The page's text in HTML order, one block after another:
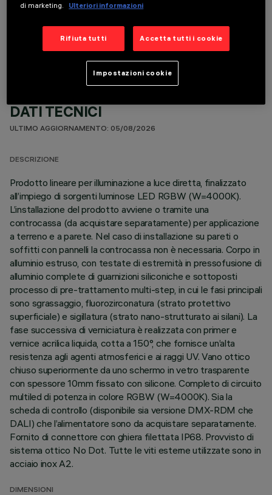
COMPONENTI OPZIONALI
DATI TECNICI
ULTIMO AGGIORNAMENTO: 05/08/2026
DESCRIZIONE
Prodotto lineare per illuminazione a luce diretta, finalizzato
all’impiego di sorgenti luminose LED RGBW (W=4000K).
L’installazione del prodotto avviene o tramite una
controcassa (da acquistare separatamente) per applicazione
a terreno e a parete. Nel caso di installazione su pareti o
soffitti con pannelli la controcassa non è necessaria. Corpo in
alluminio estruso, con testate di estremità in pressofusione di
alluminio complete di guarnizioni siliconiche e sottoposti
processo di pre-trattamento multi-step, in cui le fasi principali
sono sgrassaggio, fluorozirconatura (strato protettivo
superficiale) e sigillatura (strato nano-strutturato ai silani). La
fase successiva di verniciatura è realizzata con primer e
vernice acrilica liquida, cotta a 150°, che fornisce un’alta
resistenza agli agenti atmosferici e ai raggi UV. Vano ottico
chiuso superiormente da uno schermo in vetro trasparente
con spessore 10mm fissato con silicone. Completo di circuito
multiled di potenza in colore RGBW (W=4000K). Sia la
scheda di controllo (disponibile sia versione DMX-RDM che
DALI) che l’alimentatore sono da acquistare separatamente.
Fornito di connettore con ghiera filettata IP68. Provvisto di
sistema ottico No Dot. Tutte le viti esterne utilizzate sono in
acciaio inox A2.
DIMENSIONI
di marketing.
Ulteriori informazioni
Rifiuta tutti Accetta tutti i cookie
Impostazioni cookie